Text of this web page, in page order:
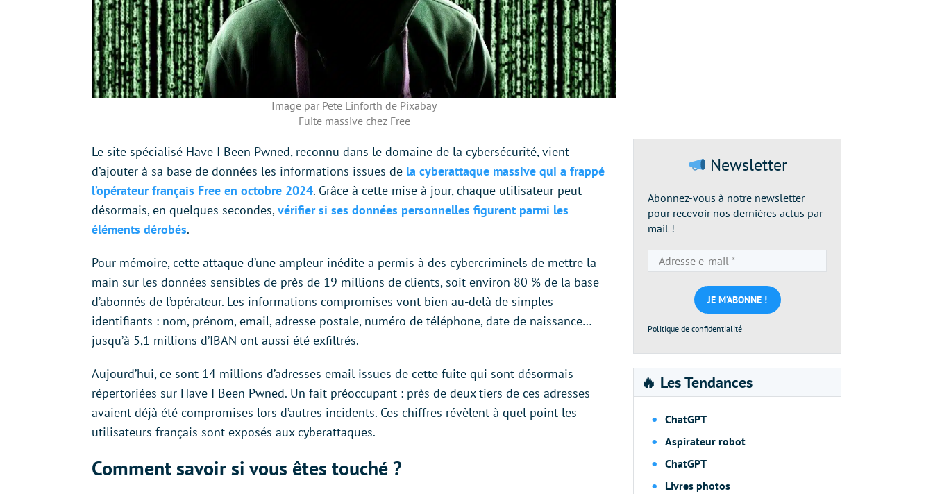
Image par Pete Linforth de Pixabay
Fuite massive chez Free
Le site spécialisé Have I Been Pwned, reconnu dans le domaine de la cybersécurité, vient
d’ajouter à sa base de données les informations issues de la cyberattaque massive qui a frappé
l’opérateur français Free en octobre 2024. Grâce à cette mise à jour, chaque utilisateur peut
désormais, en quelques secondes, vérifier si ses données personnelles figurent parmi les
éléments dérobés.
Pour mémoire, cette attaque d’une ampleur inédite a permis à des cybercriminels de mettre la
main sur les données sensibles de près de 19 millions de clients, soit environ 80 % de la base
d’abonnés de l’opérateur. Les informations compromises vont bien au-delà de simples
identifiants : nom, prénom, email, adresse postale, numéro de téléphone, date de naissance…
jusqu’à 5,1 millions d’IBAN ont aussi été exfiltrés.
Aujourd’hui, ce sont 14 millions d’adresses email issues de cette fuite qui sont désormais
répertoriées sur Have I Been Pwned. Un fait préoccupant : près de deux tiers de ces adresses
avaient déjà été compromises lors d’autres incidents. Ces chiffres révèlent à quel point les
utilisateurs français sont exposés aux cyberattaques.
Comment savoir si vous êtes touché ?
Newsletter
Abonnez-vous à notre newsletter
pour recevoir nos dernières actus par
mail !
e-
mail
*
Politique de confidentialité
🔥 Les Tendances
ChatGPT
Aspirateur robot
ChatGPT
Livres photos